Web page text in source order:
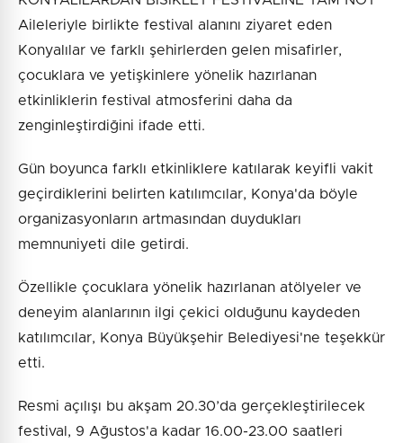
Aileleriyle birlikte festival alanını ziyaret eden
Konyalılar ve farklı şehirlerden gelen misafirler,
çocuklara ve yetişkinlere yönelik hazırlanan
etkinliklerin festival atmosferini daha da
zenginleştirdiğini ifade etti.
Gün boyunca farklı etkinliklere katılarak keyifli vakit
geçirdiklerini belirten katılımcılar, Konya'da böyle
organizasyonların artmasından duydukları
memnuniyeti dile getirdi.
Özellikle çocuklara yönelik hazırlanan atölyeler ve
deneyim alanlarının ilgi çekici olduğunu kaydeden
katılımcılar, Konya Büyükşehir Belediyesi'ne teşekkür
etti.
Resmi açılışı bu akşam 20.30’da gerçekleştirilecek
festival, 9 Ağustos'a kadar 16.00-23.00 saatleri